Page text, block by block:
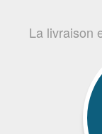
La livraison